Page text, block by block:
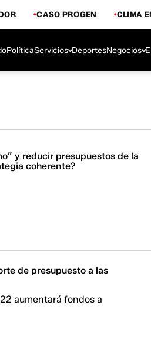
CASO PROGEN CLIMA
PolíticaServicios DeportesNegocios
y reducir presupuestos de la
coherente?
de presupuesto a las
aumentará fondos a